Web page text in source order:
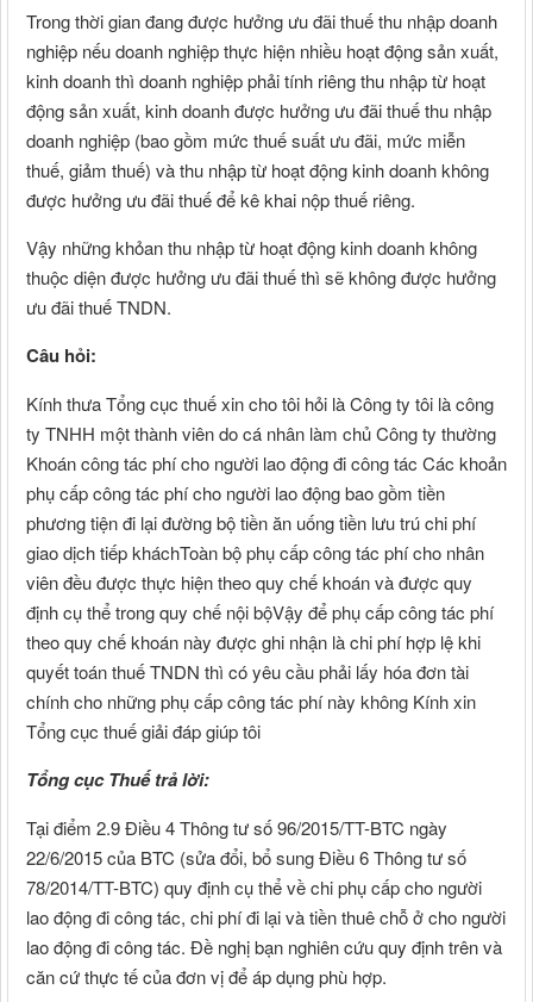
Trong thời gian đang được hưởng ưu đãi thuế thu nhập doanh
nghiệp nếu doanh nghiệp thực hiện nhiều hoạt động sản xuất,
kinh doanh thì doanh nghiệp phải tính riêng thu nhập từ hoạt
động sản xuất, kinh doanh được hưởng ưu đãi thuế thu nhập
doanh nghiệp (bao gồm mức thuế suất ưu đãi, mức miễn
thuế, giảm thuế) và thu nhập từ hoạt động kinh doanh không
được hưởng ưu đãi thuế để kê khai nộp thuế riêng.
Vậy những khỏan thu nhập từ hoạt động kinh doanh không
thuộc diện được hưởng ưu đãi thuế thì sẽ không được hưởng
ưu đãi thuế TNDN.
Câu hỏi:
Kính thưa Tổng cục thuế xin cho tôi hỏi là Công ty tôi là công
ty TNHH một thành viên do cá nhân làm chủ Công ty thường
Khoán công tác phí cho người lao động đi công tác Các khoản
phụ cấp công tác phí cho người lao động bao gồm tiền
phương tiện đi lại đường bộ tiền ăn uống tiền lưu trú chi phí
giao dịch tiếp kháchToàn bộ phụ cấp công tác phí cho nhân
viên đều được thực hiện theo quy chế khoán và được quy
định cụ thể trong quy chế nội bộVậy để phụ cấp công tác phí
theo quy chế khoán này được ghi nhận là chi phí hợp lệ khi
quyết toán thuế TNDN thì có yêu cầu phải lấy hóa đơn tài
chính cho những phụ cấp công tác phí này không Kính xin
Tổng cục thuế giải đáp giúp tôi
Tổng cục Thuế trả lời:
Tại điểm 2.9 Điều 4 Thông tư số 96/2015/TT-BTC ngày
22/6/2015 của BTC (sửa đổi, bổ sung Điều 6 Thông tư số
78/2014/TT-BTC) quy định cụ thể về chi phụ cấp cho người
lao động đi công tác, chi phí đi lại và tiền thuê chỗ ở cho người
lao động đi công tác. Đề nghị bạn nghiên cứu quy định trên và
căn cứ thực tế của đơn vị để áp dụng phù hợp.